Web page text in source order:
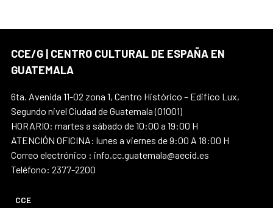
CCE/G | CENTRO CULTURAL DE ESPAÑA EN
GUATEMALA
6ta. Avenida 11-02 zona 1, Centro Histórico – Edifico Lux,
Segundo nivel Ciudad de Guatemala (01001)
HORARIO: martes a sábado de 10:00 a 19:00 H
ATENCIÓN OFICINA: lunes a viernes de 9:00 A 18:00 H
Correo electrónico : info.cc.guatemala@aecid.es
Teléfono: 2377-2200
CCE